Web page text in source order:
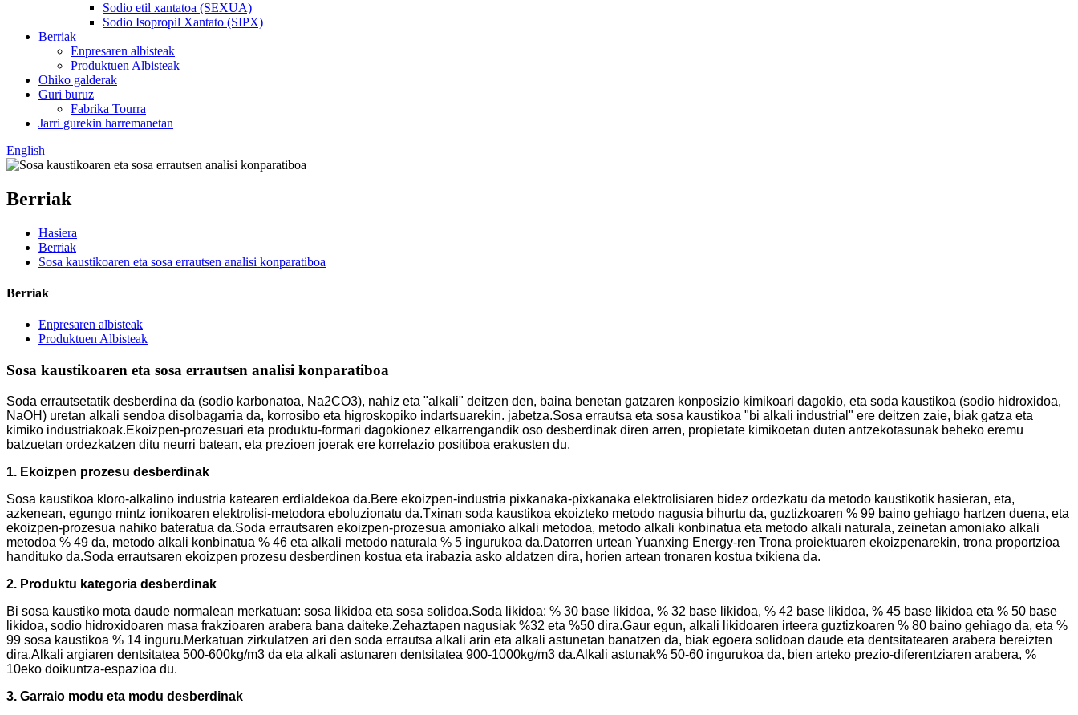
Sodio etil xantatoa (SEXUA)
Sodio Isopropil Xantato (SIPX)
Berriak
Enpresaren albisteak
Produktuen Albisteak
Ohiko galderak
Guri buruz
Fabrika Tourra
Jarri gurekin harremanetan
English
Berriak
Hasiera
Berriak
Sosa kaustikoaren eta sosa errautsen analisi konparatiboa
Berriak
Enpresaren albisteak
Produktuen Albisteak
Sosa kaustikoaren eta sosa errautsen analisi konparatiboa
Soda errautsetatik desberdina da (sodio karbonatoa, Na2CO3), nahiz eta "alkali" deitzen den, baina benetan gatzaren konposizio kimikoari dagokio, eta soda kaustikoa (sodio hidroxidoa,
NaOH) uretan alkali sendoa disolbagarria da, korrosibo eta higroskopiko indartsuarekin. jabetza.Sosa errautsa eta sosa kaustikoa "bi alkali industrial" ere deitzen zaie, biak gatza eta
kimiko industriakoak.Ekoizpen-prozesuari eta produktu-formari dagokionez elkarrengandik oso desberdinak diren arren, propietate kimikoetan duten antzekotasunak beheko eremu
batzuetan ordezkatzen ditu neurri batean, eta prezioen joerak ere korrelazio positiboa erakusten du.
1. Ekoizpen prozesu desberdinak
Sosa kaustikoa kloro-alkalino industria katearen erdialdekoa da.Bere ekoizpen-industria pixkanaka-pixkanaka elektrolisiaren bidez ordezkatu da metodo kaustikotik hasieran, eta,
azkenean, egungo mintz ionikoaren elektrolisi-metodora eboluzionatu da.Txinan soda kaustikoa ekoizteko metodo nagusia bihurtu da, guztizkoaren % 99 baino gehiago hartzen duena, eta
ekoizpen-prozesua nahiko bateratua da.Soda errautsaren ekoizpen-prozesua amoniako alkali metodoa, metodo alkali konbinatua eta metodo alkali naturala, zeinetan amoniako alkali
metodoa % 49 da, metodo alkali konbinatua % 46 eta alkali metodo naturala % 5 ingurukoa da.Datorren urtean Yuanxing Energy-ren Trona proiektuaren ekoizpenarekin, trona proportzioa
handituko da.Soda errautsaren ekoizpen prozesu desberdinen kostua eta irabazia asko aldatzen dira, horien artean tronaren kostua txikiena da.
2. Produktu kategoria desberdinak
Bi sosa kaustiko mota daude normalean merkatuan: sosa likidoa eta sosa solidoa.Soda likidoa: % 30 base likidoa, % 32 base likidoa, % 42 base likidoa, % 45 base likidoa eta % 50 base
likidoa, sodio hidroxidoaren masa frakzioaren arabera bana daiteke.Zehaztapen nagusiak %32 eta %50 dira.Gaur egun, alkali likidoaren irteera guztizkoaren % 80 baino gehiago da, eta %
99 sosa kaustikoa % 14 inguru.Merkatuan zirkulatzen ari den soda errautsa alkali arin eta alkali astunetan banatzen da, biak egoera solidoan daude eta dentsitatearen arabera bereizten
dira.Alkali argiaren dentsitatea 500-600kg/m3 da eta alkali astunaren dentsitatea 900-1000kg/m3 da.Alkali astunak% 50-60 ingurukoa da, bien arteko prezio-diferentziaren arabera, %
10eko doikuntza-espazioa du.
3. Garraio modu eta modu desberdinak